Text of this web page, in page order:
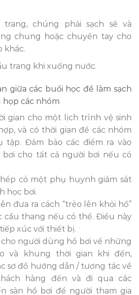
chúng phải sạch sẽ và
chung hoặc chuyền tay cho
khác.
trang khi xuống nước.
giữa các buổi học để làm sạch
họp các nhóm
gian cho một lịch trình vệ sinh
và có thời gian để các nhóm
tập. Đảm bảo các điểm ra vào
bơi cho tất cả người bơi nếu có
có một phụ huynh giám sát
học bơi.
đưa ra cách “trèo lên khỏi hồ”
cầu thang nếu có thể. Điều này
xúc với thiết bị.
cho người dùng hồ bơi về những
và khung thời gian khi đến,
sơ đồ hướng dẫn / tương tác về
hàng đến và đi qua các
sàn hồ bơi để người tham gia